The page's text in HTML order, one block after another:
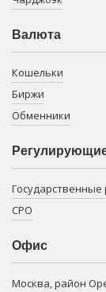
Валюта
Кошельки
Биржи
Обменники
Государственные
СРО
Офис
Москва, район